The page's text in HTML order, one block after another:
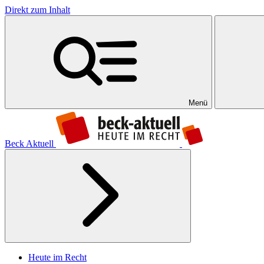
Direkt zum Inhalt
Menü
Beck Aktuell
Heute im Recht